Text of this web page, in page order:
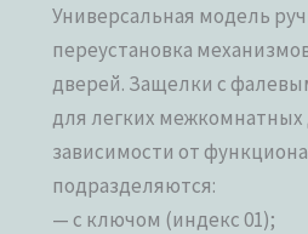
Универсальная модель
переустановка
дверей. Защелки с
для легких
зависимости от
подразделяются:
— с ключом (индекс 01);